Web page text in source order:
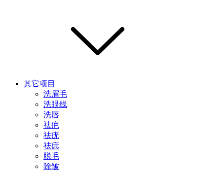
其它项目
洗眉毛
洗眼线
洗唇
祛疤
祛疣
祛痣
脱毛
除皱